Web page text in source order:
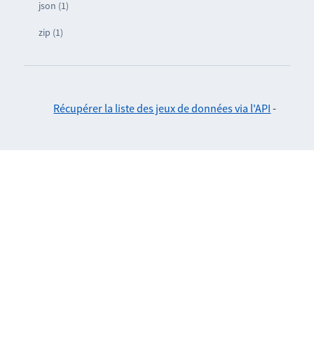
json (1)
zip (1)
Récupérer la liste des jeux de données via l'API -